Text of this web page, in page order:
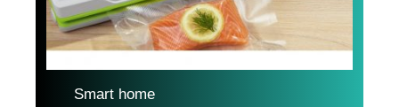
Smart home